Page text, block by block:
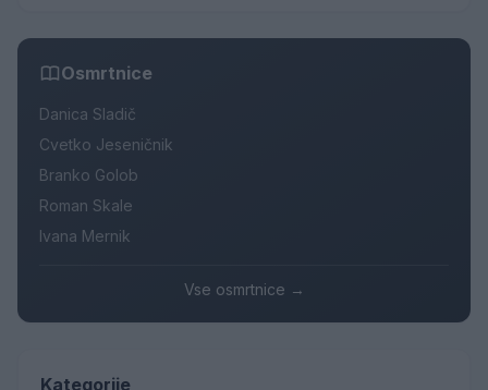
Osmrtnice
Danica Sladič
Cvetko Jeseničnik
Branko Golob
Roman Skale
Ivana Mernik
Vse osmrtnice →
Kategorije